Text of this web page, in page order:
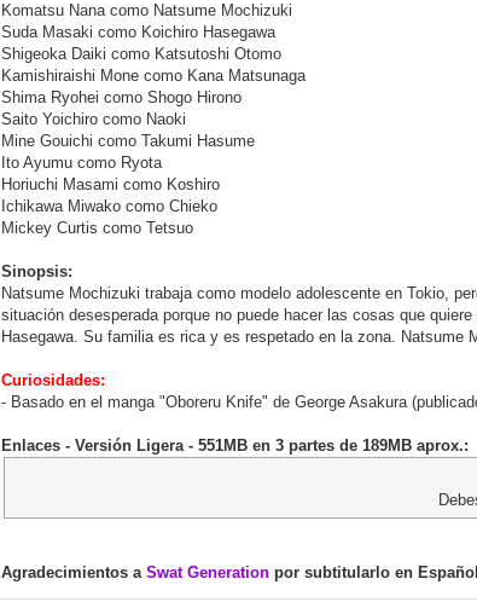
Komatsu Nana como Natsume Mochizuki
Suda Masaki como Koichiro Hasegawa
Shigeoka Daiki como Katsutoshi Otomo
Kamishiraishi Mone como Kana Matsunaga
Shima Ryohei como Shogo Hirono
Saito Yoichiro como Naoki
Mine Gouichi como Takumi Hasume
Ito Ayumu como Ryota
Horiuchi Masami como Koshiro
Ichikawa Miwako como Chieko
Mickey Curtis como Tetsuo
Sinopsis:
Natsume Mochizuki trabaja como modelo adolescente en Tokio,
situación desesperada porque no puede hacer las cosas que
Hasegawa. Su familia es rica y es respetado en la zona.
Curiosidades:
- Basado en el manga "Oboreru Knife" de George Asakura
Enlaces - Versión Ligera - 551MB en 3 partes de 189MB aprox.:
Agradecimientos a Swat Generation por subtitularlo en Español